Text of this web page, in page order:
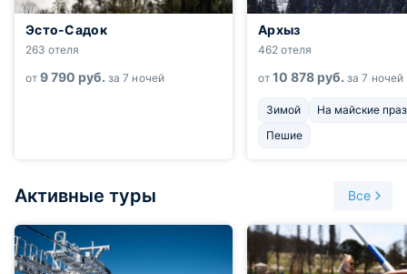
Эсто-Садок
263 отеля
от9 790руб. за 7 ночей
Архыз
462 отеля
от10 878руб. за 7 ночей
Зимой
На майские
Пешие
Активные туры Все